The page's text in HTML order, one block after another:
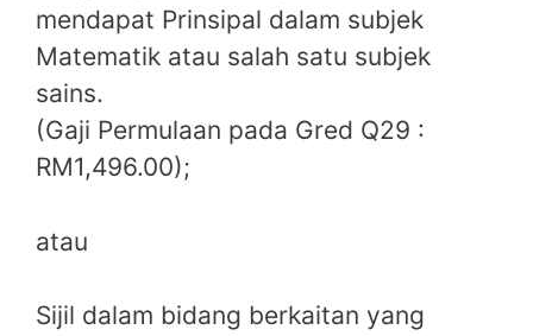
mendapat Prinsipal dalam subjek
Matematik atau salah satu subjek
sains.
(Gaji Permulaan pada Gred Q29 :
RM1,496.00);
atau
Sijil dalam bidang berkaitan yang